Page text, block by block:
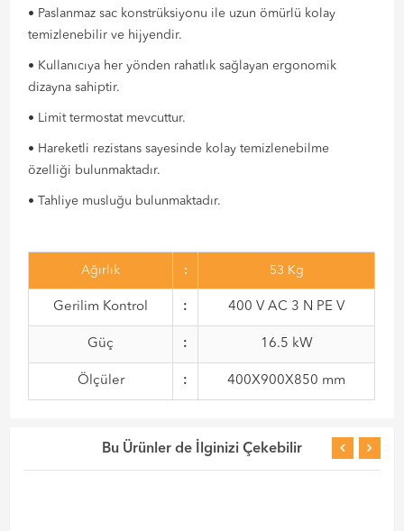
• Paslanmaz sac konstrüksiyonu ile uzun ömürlü kolay
temizlenebilir ve hijyendir.
• Kullanıcıya her yönden rahatlık sağlayan ergonomik
dizayna sahiptir.
• Limit termostat mevcuttur.
• Hareketli rezistans sayesinde kolay temizlenebilme
özelliği bulunmaktadır.
• Tahliye musluğu bulunmaktadır.
Ağırlık : 53 Kg
Gerilim Kontrol : 400 V AC 3 N PE V
Güç : 16.5 kW
Ölçüler : 400X900X850 mm
Bu Ürünler de İlginizi Çekebilir